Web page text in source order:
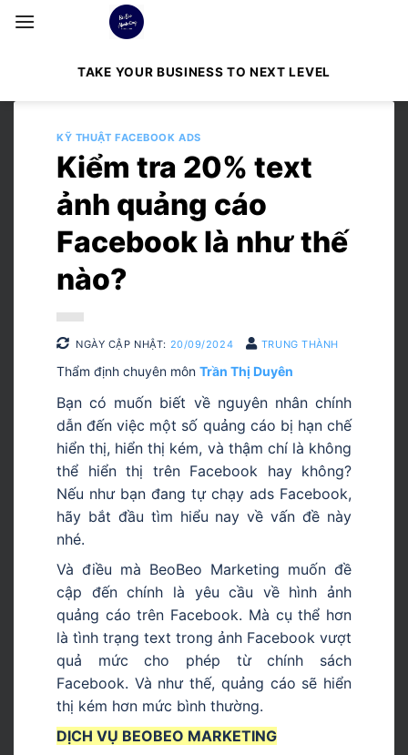
Bỏ
qua
TAKE YOUR BUSINESS TO NEXT LEVEL
KỸ THUẬT FACEBOOK ADS
Kiểm tra 20% text
ảnh quảng cáo
Facebook là như thế
nào?
NGÀY CẬP NHẬT: 20/09/2024 TRUNG THÀNH
Thẩm định chuyên môn Trần Thị Duyên
Bạn có muốn biết về nguyên nhân chính
dẫn đến việc một số quảng cáo bị hạn chế
hiển thị, hiển thị kém, và thậm chí là không
thể hiển thị trên Facebook hay không?
Nếu như bạn đang tự chạy ads Facebook,
hãy bắt đầu tìm hiểu nay về vấn đề này
nhé.
Và điều mà BeoBeo Marketing muốn đề
cập đến chính là yêu cầu về hình ảnh
quảng cáo trên Facebook. Mà cụ thể hơn
là tình trạng text trong ảnh Facebook vượt
quả mức cho phép từchính sách
Facebook. Và như thế, quảng cáo sẽ hiển
thị kém hơn mức bình thường.
DỊCH VỤ BEOBEO MARKETING